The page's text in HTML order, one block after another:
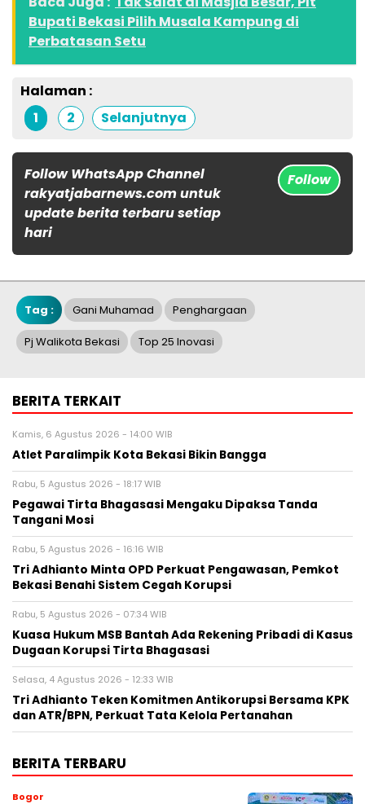
Bupati Bekasi Pilih Musala Kampung di
Perbatasan Setu
Halaman :
1
2 Selanjutnya
Follow WhatsApp Channel
rakyatjabarnews.com untuk
update berita terbaru setiap
hari
Follow
Tag : Gani Muhamad Penghargaan
Pj Walikota Bekasi Top 25 Inovasi
BERITA TERKAIT
Kamis, 6 Agustus 2026 - 14:00 WIB
Atlet Paralimpik Kota Bekasi Bikin Bangga
Rabu, 5 Agustus 2026 - 18:17 WIB
Pegawai Tirta Bhagasasi Mengaku Dipaksa Tanda
Tangani Mosi
Rabu, 5 Agustus 2026 - 16:16 WIB
Tri Adhianto Minta OPD Perkuat Pengawasan, Pemkot
Bekasi Benahi Sistem Cegah Korupsi
Rabu, 5 Agustus 2026 - 07:34 WIB
Kuasa Hukum MSB Bantah Ada Rekening Pribadi di Kasus
Dugaan Korupsi Tirta Bhagasasi
Selasa, 4 Agustus 2026 - 12:33 WIB
Tri Adhianto Teken Komitmen Antikorupsi Bersama KPK
dan ATR/BPN, Perkuat Tata Kelola Pertanahan
BERITA TERBARU
Bogor